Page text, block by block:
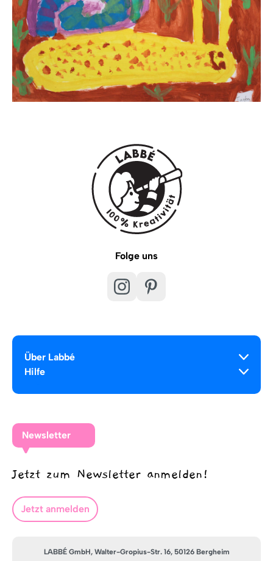
Folge uns
Über Labbé
Hilfe
Newsletter
Jetzt zum Newsletter anmelden!
Jetzt anmelden
LABBÉ GmbH, Walter-Gropius-Str. 16, 50126 Bergheim